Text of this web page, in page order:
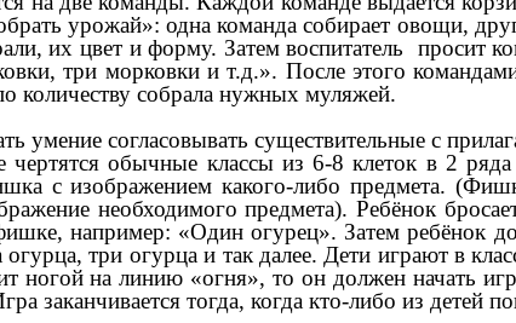
урожай»: одна команда собирает овощи,
их цвет и форму. Затем воспитатель просит
три морковки и т.д.». После этого
количеству собрала нужных муляжей.
согласовывать существительные с
обычные классы из 6-8 клеток в 2 ряда
с изображением какого-либо предмета.
необходимого предмета). Ребёнок
например: «Один огурец». Затем ребёнок
огурца, три огурца и так далее. Дети играют в
ногой на линию «огня», то он должен начать
заканчивается тогда, когда кто-либо из детей